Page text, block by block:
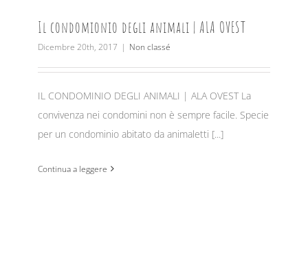
Il condomionio degli animali | ALA OVEST
Dicembre 20th, 2017 | Non classé
IL CONDOMINIO DEGLI ANIMALI | ALA OVEST La
convivenza nei condomini non è sempre facile. Specie
per un condominio abitato da animaletti [...]
Continua a leggere